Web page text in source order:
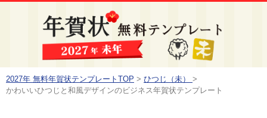
2027年 無料年賀状テンプレートTOP > ひつじ（未）
>
かわいいひつじと和風デザインのビジネス年賀状テンプレート